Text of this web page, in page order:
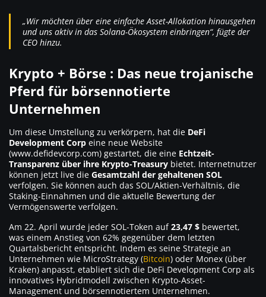
„Wir möchten über eine einfache Asset-Allokation hinausgehen
und uns aktiv in das Solana-Ökosystem einbringen“, fügte der
CEO hinzu.
Krypto + Börse : Das neue trojanische
Pferd für börsennotierte
Unternehmen
Um diese Umstellung zu verkörpern, hat die DeFi
Development Corp eine neue Website
(www.defidevcorp.com) gestartet, die eine Echtzeit-
Transparenz über ihre Krypto-Treasury bietet. Internetnutzer
können jetzt live die Gesamtzahl der gehaltenen SOL
verfolgen. Sie können auch das SOL/Aktien-Verhältnis, die
Staking-Einnahmen und die aktuelle Bewertung der
Vermögenswerte verfolgen.
Am 22. April wurde jeder SOL-Token auf23,47 $ bewertet,
was einem Anstieg von 62% gegenüber dem letzten
Quartalsbericht entspricht. Indem es seine Strategie an
Unternehmen wie MicroStrategy (Bitcoin) oder Monex (über
Kraken) anpasst, etabliert sich die DeFi Development Corp als
innovatives Hybridmodell zwischen Krypto-Asset-
Management und börsennotiertem Unternehmen.